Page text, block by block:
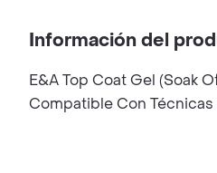
Información del
E&A Top Coat Gel (Soak
Compatible Con Técnicas